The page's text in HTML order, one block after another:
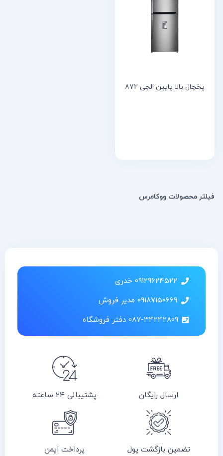
یخچال بالا پایین الجی 872
فیلتر محصولات ووکامرس
09129624522 خدری
09187150669 مدیر فروش
087-34242809 دفتر فروشگاه
ارسال رایگان پشتیبانی 24 ساعته
تضمین بازگشت پول پرداخت ایمن